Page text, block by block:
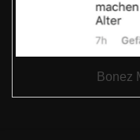
Bonez